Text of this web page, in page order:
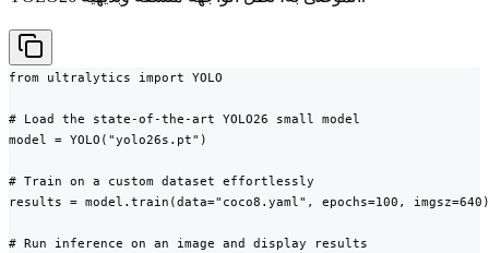
from ultralytics import YOLO
# Load the state-of-the-art YOLO26 small model
model = YOLO("yolo26s.pt")
# Train on a custom dataset effortlessly
results = model.train(data="coco8.yaml", epochs=100, imgsz=640)
# Run inference on an image and display results